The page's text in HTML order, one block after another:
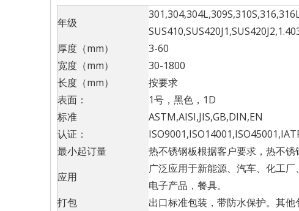
年级
厚度（mm）
3-60
宽度（mm）
30-1800
长度（mm）
按要求
表面：
1号，黑色，1D
标准
ASTM,AISI,JIS,GB,DIN,EN
认证：
最小起订量
热不锈钢板根据客户要求，热不锈
应用
广泛应用于新能源、汽车、化工
电子产品，餐具。
打包
出口标准包装，带防水保护。其他